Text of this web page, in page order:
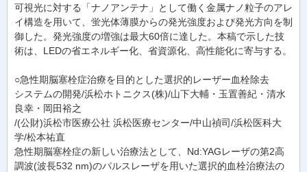
可視光に対する「ナノアンテナ」として働く金属ナノ粒子のアレ
イ構造を用いて、蛍光体薄膜からの発光強度および発光方向を制
御した。発光強度の増強は最大60倍に達した。本稿で示した技
術は、LEDの省エネルギー化、省資源化、高性能化に寄与する。
○急性期脳塞栓症治療を目的とした選択的レーザー血栓除去
システムの開発/浜松ホトニクス(株)/山下大輔・玉置善紀・清水
良幸・岡田裕之
/(公財)浜松市医療公社 浜松医療センター/中山禎司/浜松医科大
学/松本祐直
急性期脳塞栓症の新しい治療法として、Nd:YAGレーザの第2高
調波(波長532 nm)のパルスレーザを用いた選択的血栓治療法の